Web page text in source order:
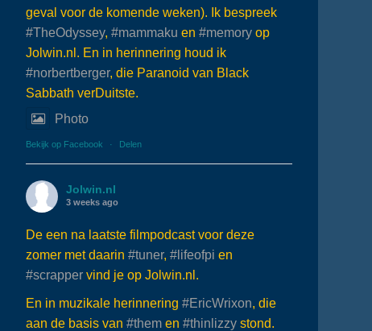
geval voor de komende weken). Ik bespreek
#TheOdyssey, #mammaku en #memory op
Jolwin.nl. En in herinnering houd ik
#norbertberger, die Paranoid van Black
Sabbath verDuitste.
Photo
Bekijk op Facebook · Delen
Jolwin.nl
3 weeks ago
De een na laatste filmpodcast voor deze
zomer met daarin #tuner, #lifeofpi en
#scrapper vind je op Jolwin.nl.
En in muzikale herinnering #EricWrixon, die
aan de basis van #them en #thinlizzy stond.